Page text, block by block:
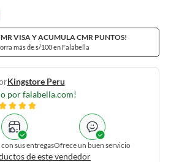
VISA Y ACUMULA CMR PUNTOS!
más de s/100 en Falabella
Kingstore Peru
por falabella.com!
sus entregasOfrece un buen servicio
de este vendedor